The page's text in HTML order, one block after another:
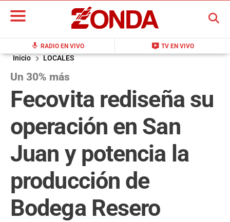
mic RADIO EN VIVO live_tv TV EN VIVO
BUSCAR
Inicio LOCALES
Un 30% más
Fecovita rediseña su
operación en San
Juan y potencia la
producción de
Bodega Resero